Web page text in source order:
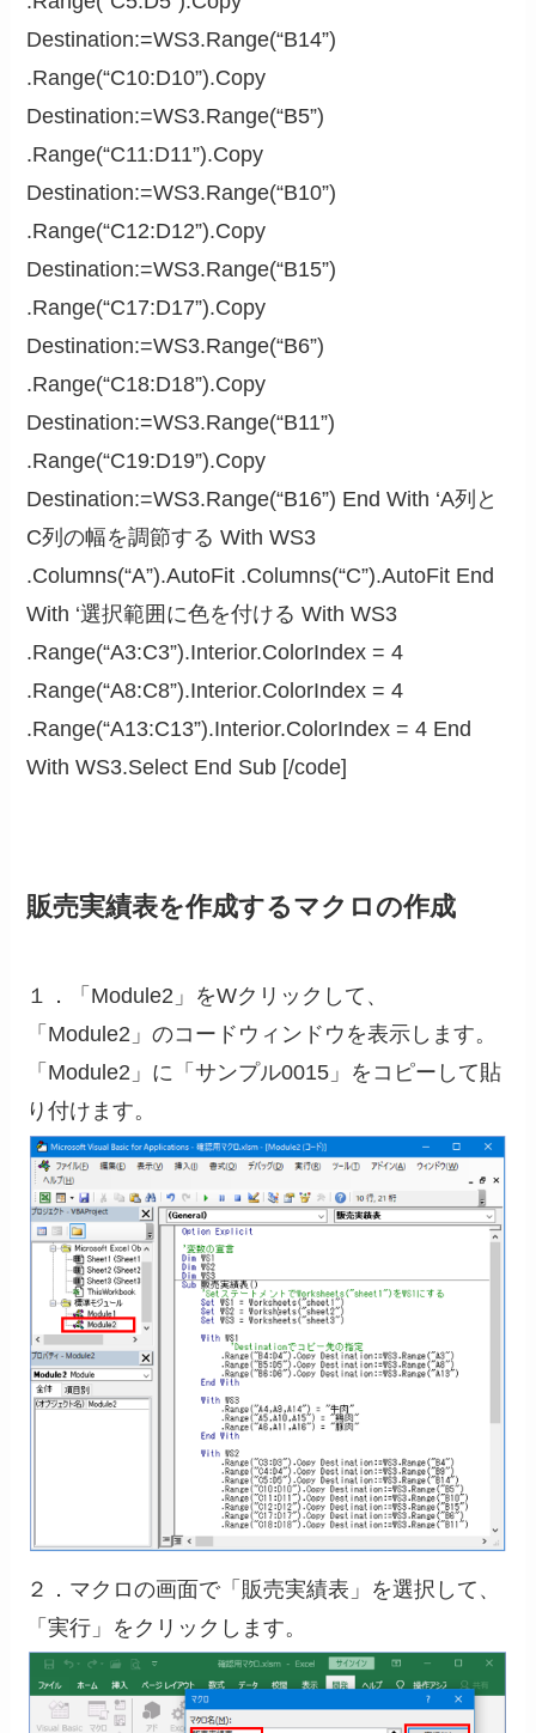
Destination:=WS3.Range(“B14”)
.Range(“C10:D10”).Copy
Destination:=WS3.Range(“B5”)
.Range(“C11:D11”).Copy
Destination:=WS3.Range(“B10”)
.Range(“C12:D12”).Copy
Destination:=WS3.Range(“B15”)
.Range(“C17:D17”).Copy
Destination:=WS3.Range(“B6”)
.Range(“C18:D18”).Copy
Destination:=WS3.Range(“B11”)
.Range(“C19:D19”).Copy
Destination:=WS3.Range(“B16”) End With ‘A列と
C列の幅を調節する With WS3
.Columns(“A”).AutoFit .Columns(“C”).AutoFit End
With ‘選択範囲に色を付ける With WS3
.Range(“A3:C3”).Interior.ColorIndex = 4
.Range(“A8:C8”).Interior.ColorIndex = 4
.Range(“A13:C13”).Interior.ColorIndex = 4 End
With WS3.Select End Sub [/code]
販売実績表を作成するマクロの作成
１．「Module2」をWクリックして、
「Module2」のコードウィンドウを表示します。
「Module2」に「サンプル0015」をコピーして貼
り付けます。
２．マクロの画面で「販売実績表」を選択して、
「実行」をクリックします。